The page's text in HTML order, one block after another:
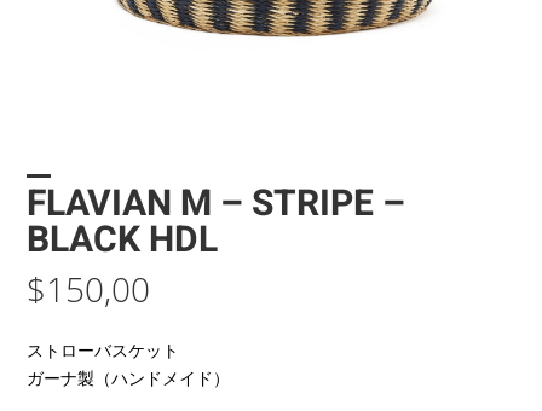
FLAVIAN M – STRIPE –
BLACK HDL
$150,00
ストローバスケット
ガーナ製（ハンドメイド）